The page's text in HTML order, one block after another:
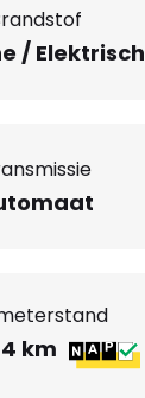
/ Elektrisch
km